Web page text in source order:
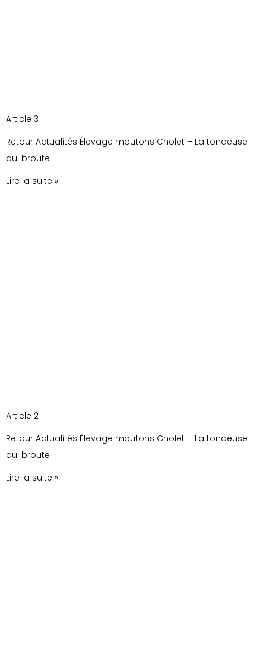
Article 3
Retour Actualités Élevage moutons Cholet – La tondeuse
qui broute
Lire la suite »
Article 2
Retour Actualités Élevage moutons Cholet – La tondeuse
qui broute
Lire la suite »